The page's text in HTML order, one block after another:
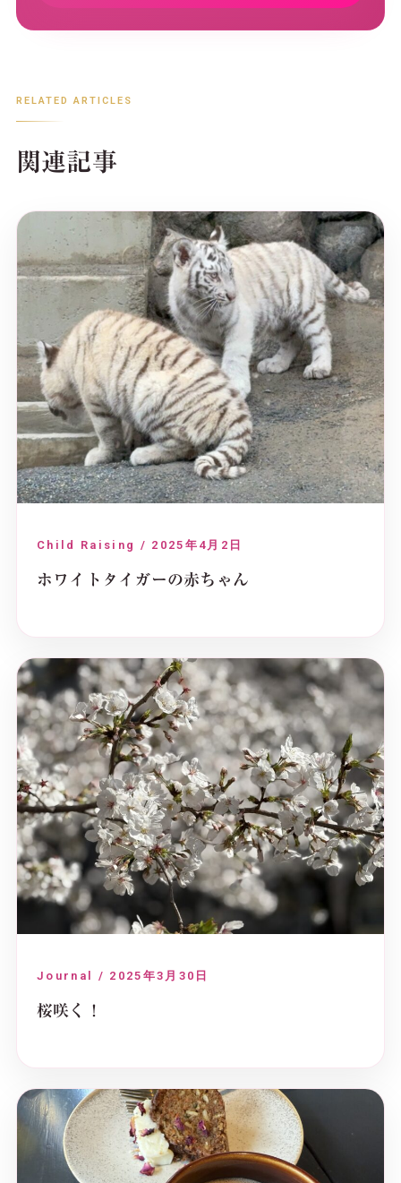
RELATED ARTICLES
関連記事
Child Raising / 2025年4月2日
ホワイトタイガーの赤ちゃん
Journal / 2025年3月30日
桜咲く！